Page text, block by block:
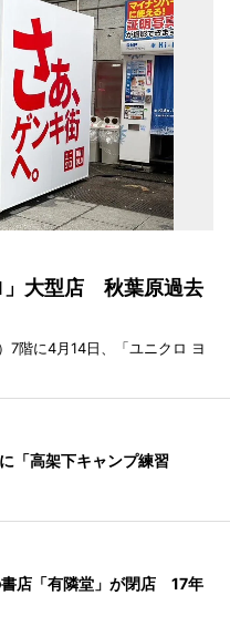
」大型店 秋葉原過去
7階に4月14日、「ユニクロ ヨ
「高架下キャンプ練習
店「有隣堂」が閉店 17年